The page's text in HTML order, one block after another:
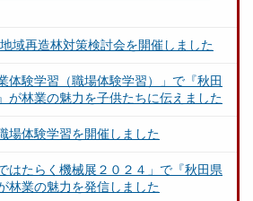
域再造林対策検討会を開催しました
体験学習（職場体験学習）」で『秋田
が林業の魅力を子供たちに伝えました
場体験学習を開催しました
はたらく機械展２０２４」で『秋田県
林業の魅力を発信しました